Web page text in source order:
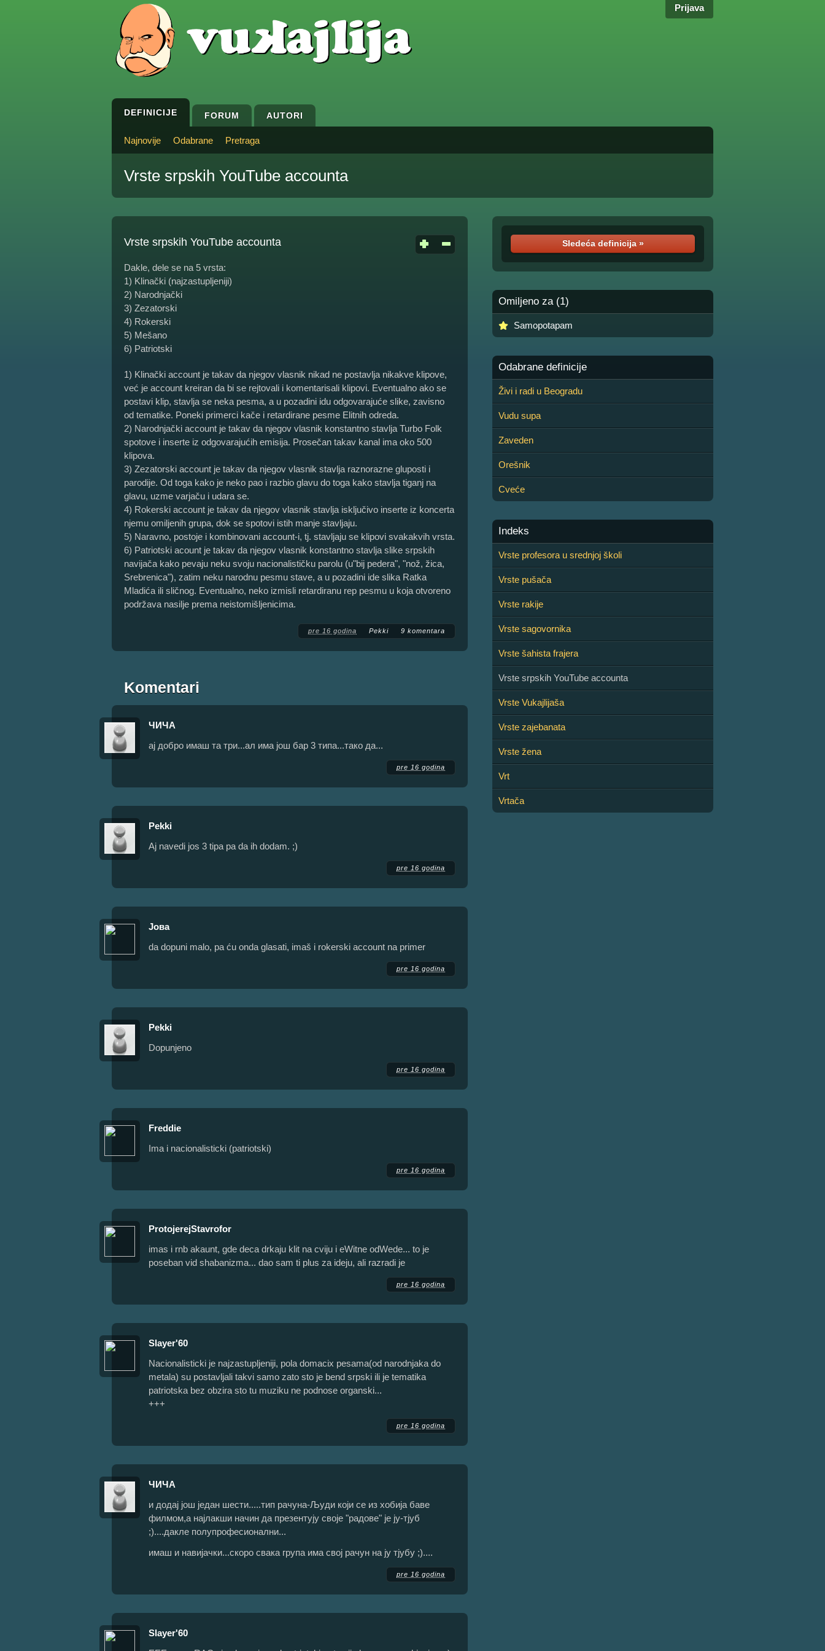
Prijava
DEFINICIJE FORUM AUTORI
Najnovije Odabrane Pretraga
Vrste srpskih YouTube accounta
Vrste srpskih YouTube accounta
Dakle, dele se na 5 vrsta:
1) Klinački (najzastupljeniji)
2) Narodnjački
3) Zezatorski
4) Rokerski
5) Mešano
6) Patriotski
1) Klinački account je takav da njegov vlasnik nikad ne postavlja nikakve klipove,
već je account kreiran da bi se rejtovali i komentarisali klipovi. Eventualno ako se
postavi klip, stavlja se neka pesma, a u pozadini idu odgovarajuće slike, zavisno
od tematike. Poneki primerci kače i retardirane pesme Elitnih odreda.
2) Narodnjački account je takav da njegov vlasnik konstantno stavlja Turbo Folk
spotove i inserte iz odgovarajućih emisija. Prosečan takav kanal ima oko 500
klipova.
3) Zezatorski account je takav da njegov vlasnik stavlja raznorazne gluposti i
parodije. Od toga kako je neko pao i razbio glavu do toga kako stavlja tiganj na
glavu, uzme varjaču i udara se.
4) Rokerski account je takav da njegov vlasnik stavlja isključivo inserte iz koncerta
njemu omiljenih grupa, dok se spotovi istih manje stavljaju.
5) Naravno, postoje i kombinovani account-i, tj. stavljaju se klipovi svakakvih vrsta.
6) Patriotski acount je takav da njegov vlasnik konstantno stavlja slike srpskih
navijača kako pevaju neku svoju nacionalističku parolu (u"bij pedera", "nož, žica,
Srebrenica"), zatim neku narodnu pesmu stave, a u pozadini ide slika Ratka
Mladića ili sličnog. Eventualno, neko izmisli retardiranu rep pesmu u koja otvoreno
podržava nasilje prema neistomišljenicima.
pre 16 godina Pekki 9 komentara
Komentari
ЧИЧА
ај добро имаш та три...ал има још бар 3 типа...тако да...
pre 16 godina
Pekki
Aj navedi jos 3 tipa pa da ih dodam. ;)
pre 16 godina
Јова
da dopuni malo, pa ću onda glasati, imaš i rokerski account na primer
pre 16 godina
Pekki
Dopunjeno
pre 16 godina
Freddie
Ima i nacionalisticki (patriotski)
pre 16 godina
ProtojerejStavrofor
imas i rnb akaunt, gde deca drkaju klit na cviju i eWitne odWede... to je
poseban vid shabanizma... dao sam ti plus za ideju, ali razradi je
pre 16 godina
Slayer'60
Nacionalisticki je najzastupljeniji, pola domacix pesama(od narodnjaka do
metala) su postavljali takvi samo zato sto je bend srpski ili je tematika
patriotska bez obzira sto tu muziku ne podnose organski...
+++
pre 16 godina
ЧИЧА
и додај још један шести.....тип рачуна-Људи који се из хобија баве
филмом,а најлакши начин да презентују своје "радове" је ју-тјуб
;)....дакле полупрофесионални...
имаш и навијачки...скоро свака група има свој рачун на ју тјубу ;)....
pre 16 godina
Slayer'60
Sledeća definicija »
Omiljeno za (1)
Samopotapam
Odabrane definicije
Živi i radi u Beogradu
Vudu supa
Zaveden
Orešnik
Cveće
Indeks
Vrste profesora u srednjoj školi
Vrste pušača
Vrste rakije
Vrste sagovornika
Vrste šahista frajera
Vrste srpskih YouTube accounta
Vrste Vukajlijaša
Vrste zajebanata
Vrste žena
Vrt
Vrtača